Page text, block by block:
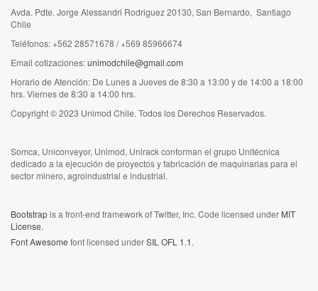
Avda. Pdte. Jorge Alessandri Rodriguez 20130, San Bernardo, Santiago
Chile
Teléfonos: +562 28571678 / +569 85966674
Email cotizaciones:unimodchile@gmail.com
Horario de Atención: De Lunes a Jueves de 8:30 a 13:00 y de 14:00 a 18:00
hrs. Viernes de 8:30 a 14:00 hrs.
Copyright © 2023 Unimod Chile. Todos los Derechos Reservados.
Somca, Uniconveyor, Unimod, Unirack conforman el grupo Unitécnica
dedicado a la ejecución de proyectos y fabricación de maquinarias para el
sector minero, agroindustrial e industrial.
Bootstrapis a front-end framework of Twitter, Inc. Code licensed under MIT
License.
Font Awesome font licensed underSIL OFL 1.1.